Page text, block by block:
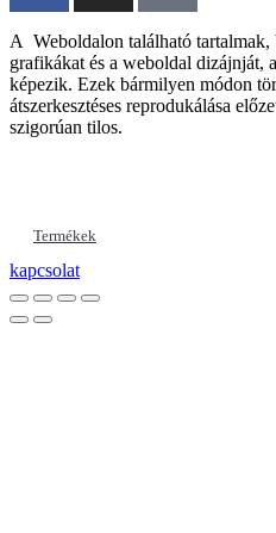
A Weboldalon található tartalmak,
grafikákat és a weboldal dizájnját,
képezik. Ezek bármilyen módon
átszerkesztéses reprodukálása
szigorúan tilos.
Termékek
kapcsolat